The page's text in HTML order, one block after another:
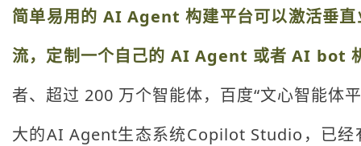
简单易用的 AI Agent 构建平台可以激活垂
流，定制一个自己的 AI Agent 或者 AI bot
者、超过 200 万个智能体，百度“文心智能体
大的AI Agent生态系统Copilot Studio，已经